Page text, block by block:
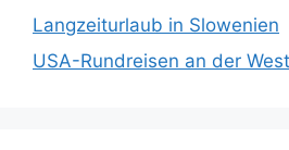
Langzeiturlaub in Slowenien
USA-Rundreisen an der